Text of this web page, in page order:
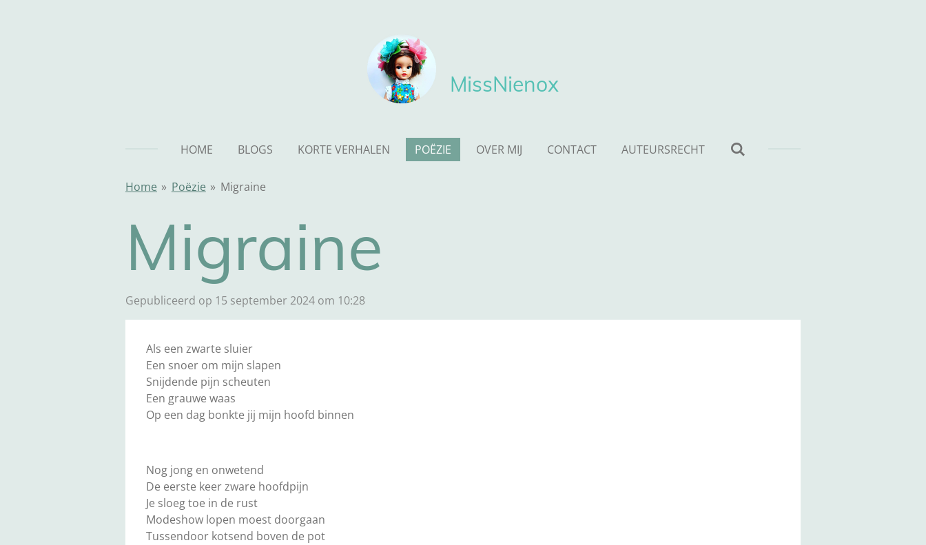
MissNienox
HOME BLOGS KORTE VERHALEN POËZIE OVER MIJ CONTACT AUTEURSRECHT
Home » Poëzie » Migraine
Migraine
Gepubliceerd op 15 september 2024 om 10:28
Als een zwarte sluier
Een snoer om mijn slapen
Snijdende pijn scheuten
Een grauwe waas
Op een dag bonkte jij mijn hoofd binnen
Nog jong en onwetend
De eerste keer zware hoofdpijn
Je sloeg toe in de rust
Modeshow lopen moest doorgaan
Tussendoor kotsend boven de pot